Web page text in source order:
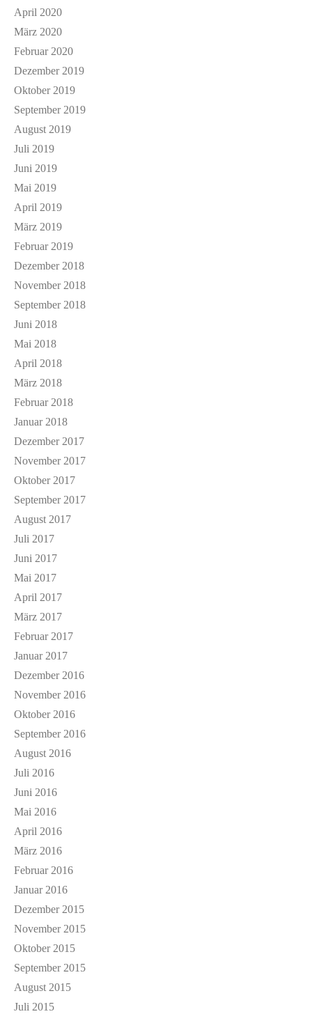
April 2020
März 2020
Februar 2020
Dezember 2019
Oktober 2019
September 2019
August 2019
Juli 2019
Juni 2019
Mai 2019
April 2019
März 2019
Februar 2019
Dezember 2018
November 2018
September 2018
Juni 2018
Mai 2018
April 2018
März 2018
Februar 2018
Januar 2018
Dezember 2017
November 2017
Oktober 2017
September 2017
August 2017
Juli 2017
Juni 2017
Mai 2017
April 2017
März 2017
Februar 2017
Januar 2017
Dezember 2016
November 2016
Oktober 2016
September 2016
August 2016
Juli 2016
Juni 2016
Mai 2016
April 2016
März 2016
Februar 2016
Januar 2016
Dezember 2015
November 2015
Oktober 2015
September 2015
August 2015
Juli 2015